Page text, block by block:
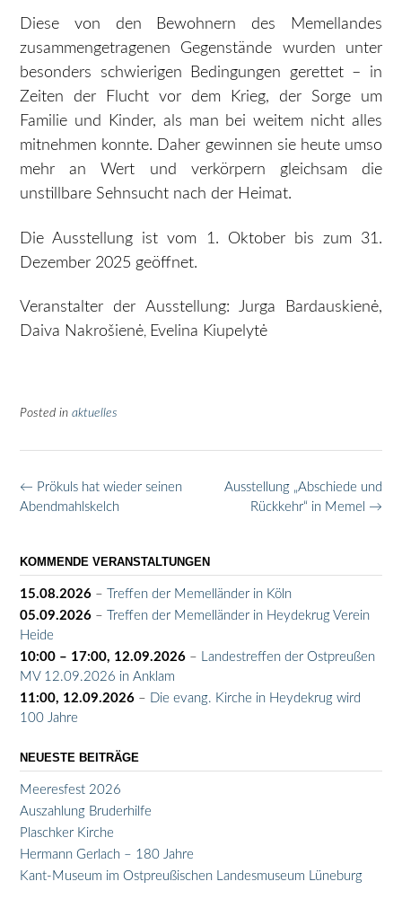
Diese von den Bewohnern des Memellandes
zusammengetragenen Gegenstände wurden unter
besonders schwierigen Bedingungen gerettet – in
Zeiten der Flucht vor dem Krieg, der Sorge um
Familie und Kinder, als man bei weitem nicht alles
mitnehmen konnte. Daher gewinnen sie heute umso
mehr an Wert und verkörpern gleichsam die
unstillbare Sehnsucht nach der Heimat.
Die Ausstellung ist vom 1. Oktober bis zum 31.
Dezember 2025 geöffnet.
Veranstalter der Ausstellung: Jurga Bardauskienė,
Daiva Nakrošienė, Evelina Kiupelytė
Posted in aktuelles
Post
navigation
Ausstellung „Abschiede und
Rückkehr“ in Memel →
← Prökuls hat wieder seinen
Abendmahlskelch
KOMMENDE VERANSTALTUNGEN
15.08.2026 –
Treffen der Memelländer in Köln
05.09.2026 –
Treffen der Memelländer in Heydekrug Verein
Heide
10:00 – 17:00, 12.09.2026 – Landestreffen der Ostpreußen
MV 12.09.2026 in Anklam
11:00, 12.09.2026 – Die evang. Kirche in Heydekrug wird
100 Jahre
NEUESTE BEITRÄGE
Meeresfest 2026
Auszahlung Bruderhilfe
Plaschker Kirche
Hermann Gerlach – 180 Jahre
Kant-Museum im Ostpreußischen Landesmuseum Lüneburg